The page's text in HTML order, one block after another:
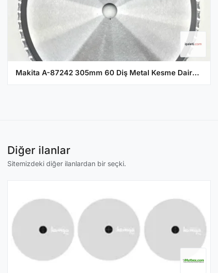
Makita A-87242 305mm 60 Diş Metal Kesme Daire Testere
Diğer ilanlar
Sitemizdeki diğer ilanlardan bir seçki.